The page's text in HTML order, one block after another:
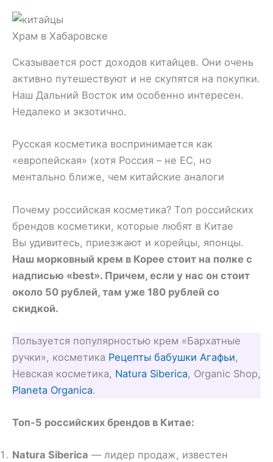
Храм в Хабаровске
Сказывается рост доходов китайцев. Они очень
активно путешествуют и не скупятся на покупки.
Наш Дальний Восток им особенно интересен.
Недалеко и экзотично.
Русская косметика воспринимается как
«европейская» (хотя Россия – не ЕС, но
ментально ближе, чем китайские аналоги
Почему российская косметика? Топ российских
брендов косметики, которые любят в Китае
Вы удивитесь, приезжают и корейцы, японцы.
Наш морковный крем в Корее стоит на полке с
надписью «best». Причем, если у нас он стоит
около 50 рублей, там уже 180 рублей со
скидкой.
Пользуется популярностью крем «Бархатные
ручки», косметика Рецепты бабушки Агафьи,
Невская косметика, Natura Siberica, Organic Shop,
Planeta Organica.
Топ-5 российских брендов в Китае:
Natura Siberica — лидер продаж, известен